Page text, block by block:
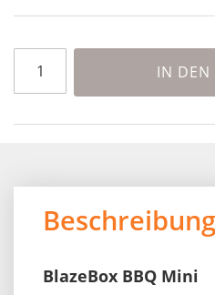
IN DEN
Beschreibung
BlazeBox BBQ Mini